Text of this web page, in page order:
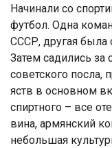
Начинали со
футбол. Одна
СССР, другая была
Затем садились
советского посла,
яств в основном
спиртного – все
вина, армянский
небольшая